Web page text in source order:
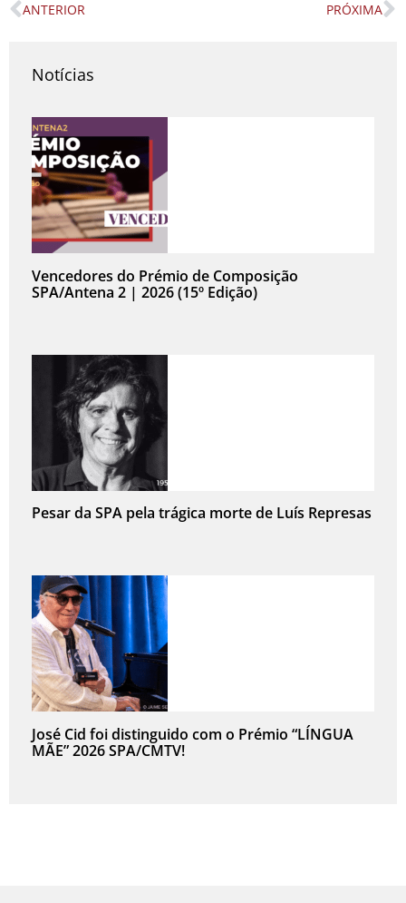
Prev
ANTERIOR PRÓXIMA
Notícias
Vencedores do Prémio de Composição
SPA/Antena 2 | 2026 (15º Edição)
Pesar da SPA pela trágica morte de Luís Represas
José Cid foi distinguido com o Prémio “LÍNGUA
MÃE” 2026 SPA/CMTV!